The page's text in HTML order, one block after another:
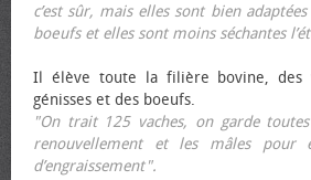
c’est sûr, mais elles sont bien adaptées
bœufs et elles sont moins séchantes
Il élève toute la filière bovine, des
génisses et des bœufs.
"On trait 125 vaches, on garde
renouvellement et les mâles
d’engraissement".